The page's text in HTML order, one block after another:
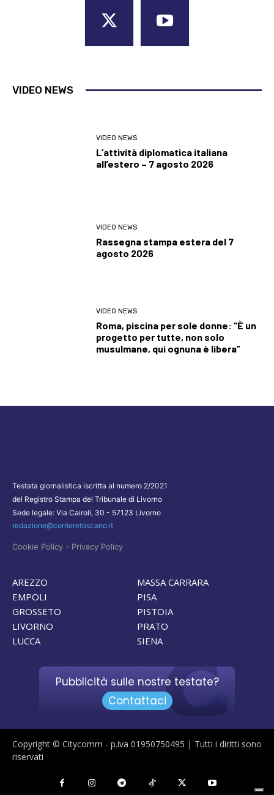
VIDEO NEWS
VIDEO NEWS
L’attività diplomatica italiana
all’estero – 7 agosto 2026
VIDEO NEWS
Rassegna stampa estera del 7
agosto 2026
VIDEO NEWS
Roma, piscina per sole donne: “È un
progetto per tutte, non solo
musulmane, qui ognuna è libera”
Testata giornalistica iscritta al numero 2/2021
del Registro Stampa del Tribunale di Livorno
Sede legale: Via Cairoli, 30 - 57123 Livorno
redazione@corrieretoscano.it
Cookie Policy - Privacy Policy
AREZZO
EMPOLI
GROSSETO
LIVORNO
LUCCA
MASSA CARRARA
PISA
PISTOIA
PRATO
SIENA
Pubblicità sulle nostre testate?
Contattaci
Copyright © Citycomm - p.iva 01950750495 | Tutti i diritti sono
riservati